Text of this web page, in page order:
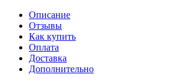
Описание
Отзывы
Как купить
Оплата
Доставка
Дополнительно